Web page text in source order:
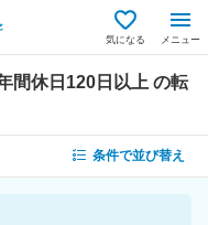
気になる メニュー
間休日120日以上 の転
条件で並び替え